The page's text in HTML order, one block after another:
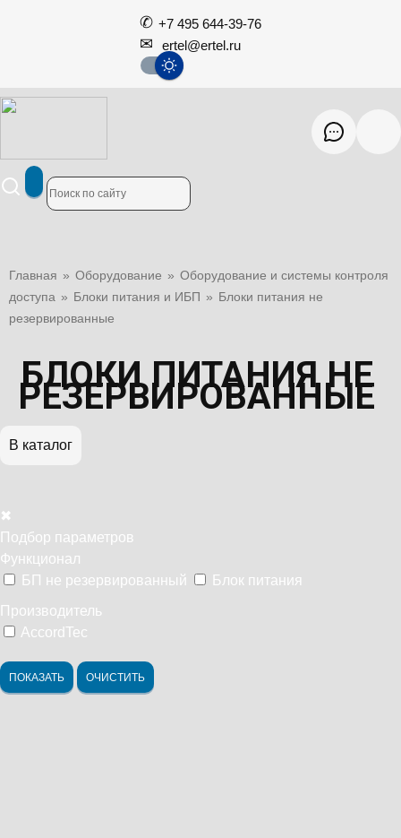
+7 495 644-39-76
ertel@ertel.ru
Главная » Оборудование » Оборудование и системы контроля
доступа » Блоки питания и ИБП » Блоки питания не
резервированные
БЛОКИ ПИТАНИЯ НЕ
РЕЗЕРВИРОВАННЫЕ
В каталог
✖
Подбор параметров
Функционал
БП не резервированный
Блок питания
Производитель
AccordTec